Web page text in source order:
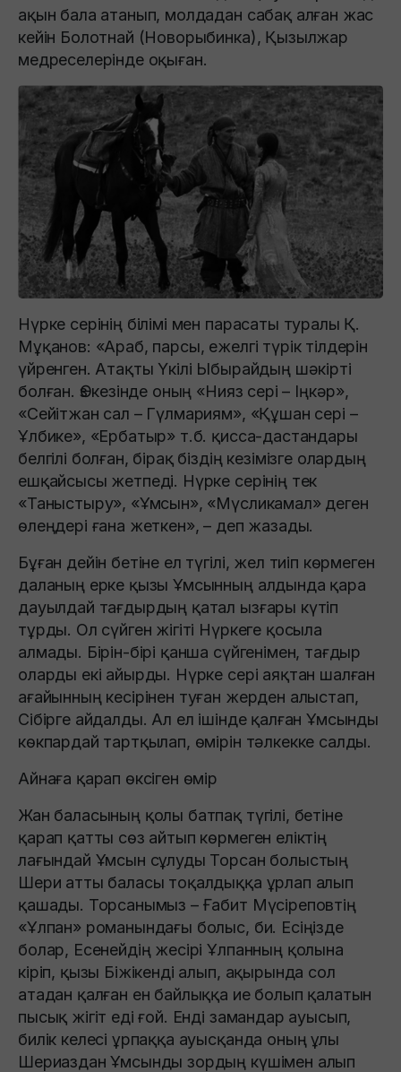
ақын бала атанып, молдадан сабақ алған жас
кейiн Болотнай (Новорыбинка), Қызылжар
медреселерiнде оқыған.
Нүрке серінің білімі мен парасаты туралы Қ.
Мұқанов: «Араб, парсы, ежелгi түрiк тiлдерiн
үйренген. Атақты Үкiлi Ыбырайдың шәкiртi
болған. Өз кезiнде оның «Нияз серi – Iңкәр»,
«Сейiтжан сал – Гүлмариям», «Құшан серi –
Ұлбике», «Ербатыр» т.б. қисса-дастандары
белгiлi болған, бiрақ бiздiң кезiмiзге олардың
ешқайсысы жетпедi. Нүрке серiнiң тек
«Таныстыру», «Ұмсын», «Мүсликамал» деген
өлеңдерi ғана жеткен», – деп жазады.
Бұған дейін бетіне ел түгілі, жел тиіп көрмеген
даланың ерке қызы Ұмсынның алдында қара
дауылдай тағдырдың қатал ызғары күтіп
тұрды. Ол сүйген жігіті Нүркеге қосыла
алмады. Бірін-бірі қанша сүйгенімен, тағдыр
оларды екі айырды. Нүрке сері аяқтан шалған
ағайынның кесірінен туған жерден алыстап,
Сібірге айдалды. Ал ел ішінде қалған Ұмсынды
көкпардай тартқылап, өмірін тәлкекке салды.
Айнаға қарап өксіген өмір
Жан баласының қолы батпақ түгілі, бетіне
қарап қатты сөз айтып көрмеген еліктің
лағындай Ұмсын сұлуды Торсан болыстың
Шери атты баласы тоқалдыққа ұрлап алып
қашады. Торсанымыз – Ғабит Мүсіреповтің
«Ұлпан» романындағы болыс, би. Есіңізде
болар, Есенейдің жесірі Ұлпанның қолына
кіріп, қызы Біжікенді алып, ақырында сол
атадан қалған ен байлыққа ие болып қалатын
пысық жігіт еді ғой. Енді замандар ауысып,
билік келесі ұрпаққа ауысқанда оның ұлы
Шериаздан Ұмсынды зордың күшімен алып